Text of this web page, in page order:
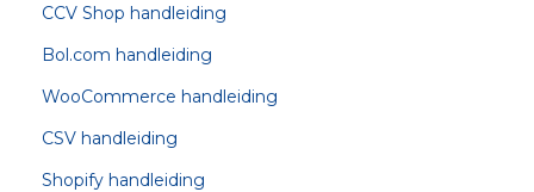
CCV Shop handleiding
Bol.com handleiding
WooCommerce handleiding
CSV handleiding
Shopify handleiding